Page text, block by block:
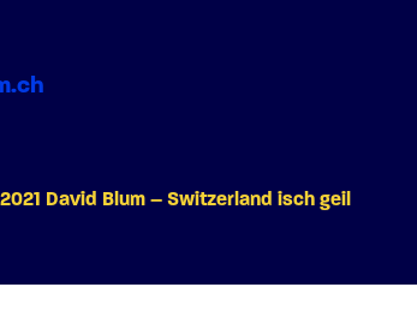
David Blum – Switzerland isch geil